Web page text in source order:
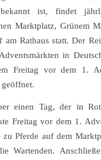
bekannt ist, findet
Marktplatz, Grünem
Rathaus statt. Der
in
Freitag vor dem 1.
einen Tag, der in
Freitag vor dem 1.
zu Pferde auf dem
Wartenden.